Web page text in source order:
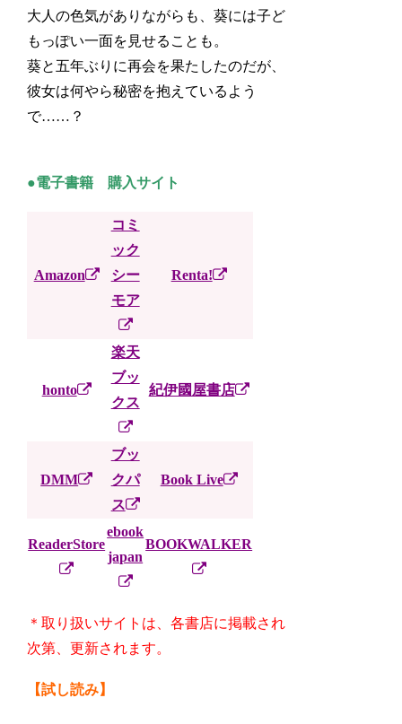
大人の色気がありながらも、葵には子ど
もっぽい一面を見せることも。
葵と五年ぶりに再会を果たしたのだが、
彼女は何やら秘密を抱えているよう
で……？
●電子書籍 購入サイト
Amazon
コミ
ック
シー
モア
Renta!
honto
楽天
ブッ
クス
紀伊國屋書店
DMM
ブッ
クパ
ス
Book Live
ReaderStore
ebook
japan
BOOKWALKER
＊取り扱いサイトは、各書店に掲載され
次第、更新されます。
【試し読み】